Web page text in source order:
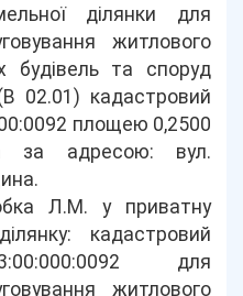
ділянки для
житлового
будівель та споруд
02.01) кадастровий
площею 0,2500
за адресою: вул.
Л.М. у приватну
кадастровий
для
житлового